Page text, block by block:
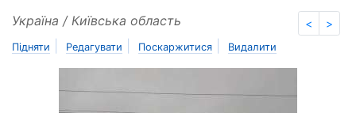
< >
Україна / Київська область
Підняти Редагувати Поскаржитися Видалити